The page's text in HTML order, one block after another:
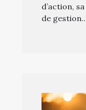
d’action,
de